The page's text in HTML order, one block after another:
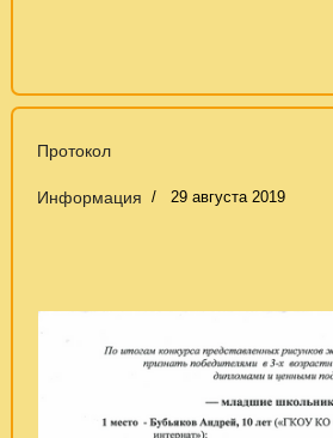
Протокол
Информация 29 августа 2019